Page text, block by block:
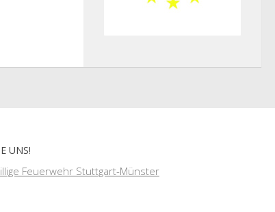
UNS!
Feuerwehr Stuttgart-Münster